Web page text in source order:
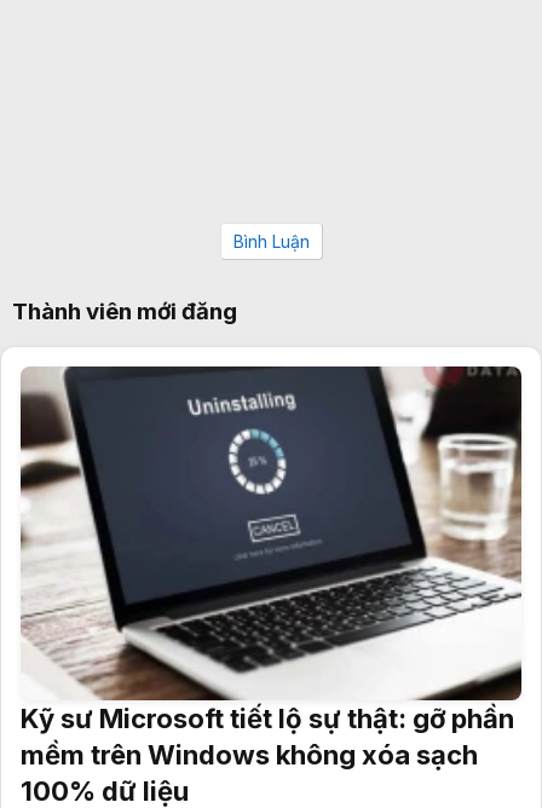
Bình Luận
Thành viên mới đăng
Kỹ sư Microsoft tiết lộ sự thật: gỡ phần
mềm trên Windows không xóa sạch
100% dữ liệu